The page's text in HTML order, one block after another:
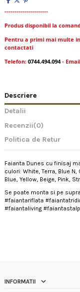
----------------------
Produs disponibil la
Pentru a primi mai multe
contactati
Telefon: 0744.494.094-
Descriere
Detalii
Recenzii(0)
Politica de Retur
Faianta Dunes cu finisaj
culori: White, Terra, Blue N,
Blue, Yellow, Beige, Pink,
Se poate monta si pe
#faiantariflata
#faiantaliving
INFORMATII